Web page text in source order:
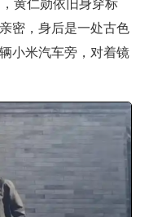
密，身后是一处古色
小米汽车旁，对着镜